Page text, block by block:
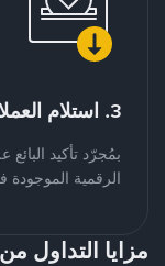
3. استلام العملات الرقمية
بمُجرّد تأكيد
الرقمية الموجودة
مزايا